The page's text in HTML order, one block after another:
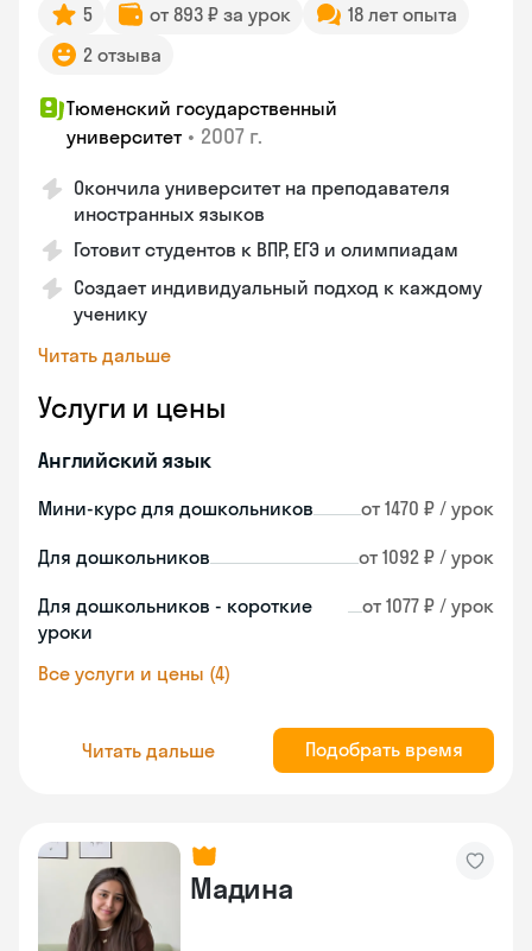
5 от 893 ₽ за урок
18 лет опыта
2 отзыва
Тюменский государственный
университет • 2007 г.
Окончила университет на преподавателя
иностранных языков
Готовит студентов к ВПР, ЕГЭ и олимпиадам
Создает индивидуальный подход к каждому
ученику
Читать дальше
Услуги и цены
Английский язык
Мини-курс для дошкольников от 1470 ₽ / урок
Для дошкольников от 1092 ₽ / урок
Для дошкольников - короткие
уроки
от 1077 ₽ / урок
Все услуги и цены (4)
Читать дальше Подобрать время
Мадина